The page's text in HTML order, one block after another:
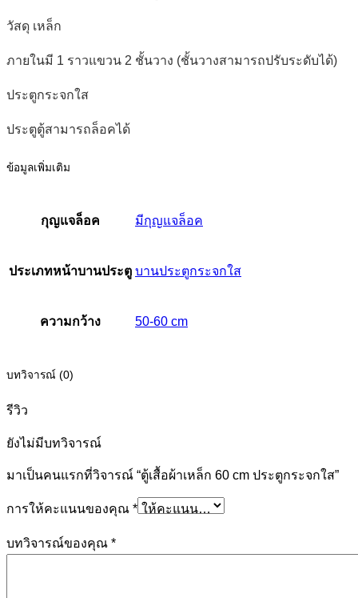
วัสดุ เหล็ก
ภายในมี 1 ราวแขวน 2 ชั้นวาง (ชั้นวางสามารถปรับระดับได้)
ประตูกระจกใส
ประตูตู้สามารถล็อคได้
ข้อมูลเพิ่มเติม
กุญแจล็อค มีกุญแจล็อค
ประเภทหน้าบานประตู บานประตูกระจกใส
ความกว้าง 50-60 cm
บทวิจารณ์ (0)
รีวิว
ยังไม่มีบทวิจารณ์
มาเป็นคนแรกที่วิจารณ์ “ตู้เสื้อผ้าเหล็ก 60 cm ประตูกระจกใส”
การให้คะแนนของคุณ *
บทวิจารณ์ของคุณ *